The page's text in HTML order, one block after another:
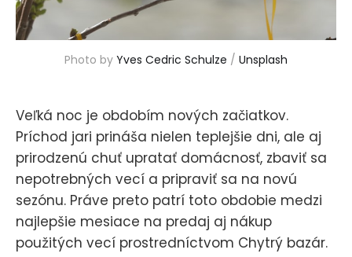
Photo by Yves Cedric Schulze / Unsplash
Veľká noc je obdobím nových začiatkov.
Príchod jari prináša nielen teplejšie dni, ale aj
prirodzenú chuť upratať domácnosť, zbaviť sa
nepotrebných vecí a pripraviť sa na novú
sezónu. Práve preto patrí toto obdobie medzi
najlepšie mesiace na predaj aj nákup
použitých vecí prostredníctvom Chytrý bazár.